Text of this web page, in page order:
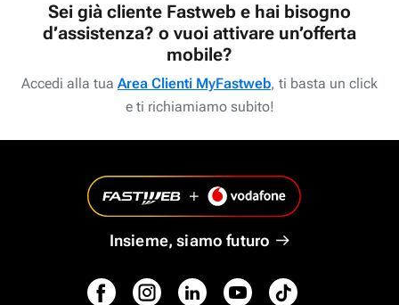
Sei già cliente Fastweb e hai bisogno
d’assistenza? o vuoi attivare un’offerta
mobile?
Accedi alla tua Area Clienti MyFastweb, ti basta un click
e ti richiamiamo subito!
Insieme, siamo futuro